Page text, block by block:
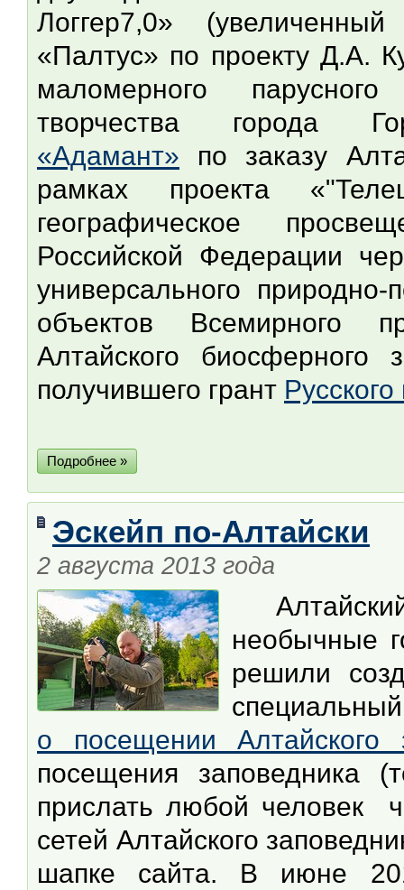
Логгер7,0»
«Палтус» по проекту Д.А.
маломерного
творчества города
«Адамант» по заказу
рамках проекта
географическое
Российской Федерации
универсального
объектов Всемирного
Алтайского биосферного
получившего грант
Подробнее »
Эcкейп по-Алтайски
2 августа 2013 года
необычные
решили
о посещении Алтайского
посещения заповедника
прислать любой человек
сетей Алтайского
шапке сайта. В июне